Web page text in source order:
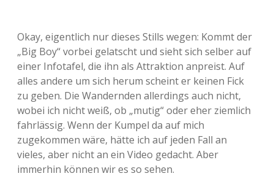
Okay, eigentlich nur dieses Stills wegen: Kommt der
„Big Boy“ vorbei gelatscht und sieht sich selber auf
einer Infotafel, die ihn als Attraktion anpreist. Auf
alles andere um sich herum scheint er keinen Fick
zu geben. Die Wandernden allerdings auch nicht,
wobei ich nicht weiß, ob „mutig“ oder eher ziemlich
fahrlässig. Wenn der Kumpel da auf mich
zugekommen wäre, hätte ich auf jeden Fall an
vieles, aber nicht an ein Video gedacht. Aber
immerhin können wir es so sehen.